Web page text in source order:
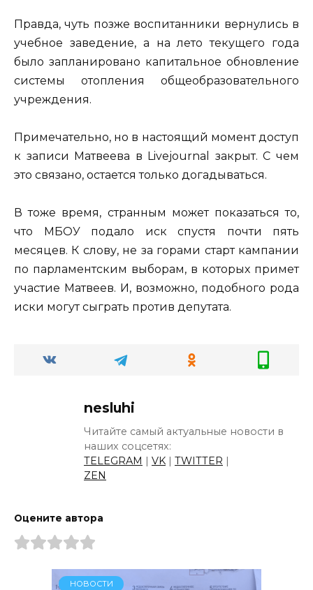
Правда, чуть позже воспитанники вернулись в
учебное заведение, а на лето текущего года
было запланировано капитальное обновление
системы отопления общеобразовательного
учреждения.
Примечательно, но в настоящий момент доступ
к записи Матвеева в Livejournal закрыт. С чем
это связано, остается только догадываться.
В тоже время, странным может показаться то,
что МБОУ подало иск спустя почти пять
месяцев. К слову, не за горами старт кампании
по парламентским выборам, в которых примет
участие Матвеев. И, возможно, подобного рода
иски могут сыграть против депутата.
nesluhi
Читайте самый актуальные новости в
наших соцсетях:
TELEGRAM
VK TWITTER
ZEN
Оцените автора
НОВОСТИ